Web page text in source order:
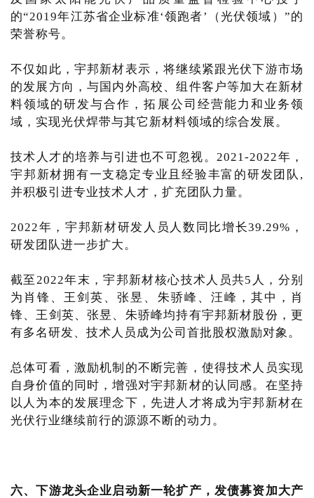
的“2019年江苏省企业标准‘领跑者’（光伏领域）”的
荣誉称号。
不仅如此，宇邦新材表示，将继续紧跟光伏下游市场
的发展方向，与国内外高校、组件客户等加大在新材
料领域的研发与合作，拓展公司经营能力和业务领
域，实现光伏焊带与其它新材料领域的综合发展。
技术人才的培养与引进也不可忽视。2021-2022年，
宇邦新材拥有一支稳定专业且经验丰富的研发团队,
并积极引进专业技术人才，扩充团队力量。
2022年，宇邦新材研发人员人数同比增长39.29%，
研发团队进一步扩大。
截至2022年末，宇邦新材核心技术人员共5人，分别
为肖锋、王剑英、张昱、朱骄峰、汪峰，其中，肖
锋、王剑英、张昱、朱骄峰均持有宇邦新材股份，更
有多名研发、技术人员成为公司首批股权激励对象。
总体可看，激励机制的不断完善，使得技术人员实现
自身价值的同时，增强对宇邦新材的认同感。在坚持
以人为本的发展理念下，先进人才将成为宇邦新材在
光伏行业继续前行的源源不断的动力。
六、下游龙头企业启动新一轮扩产，发债募资加大产